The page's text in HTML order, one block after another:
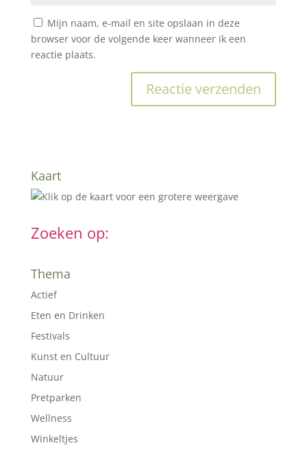
Mijn naam, e-mail en site opslaan in deze
browser voor de volgende keer wanneer ik een
reactie plaats.
Kaart
Zoeken op:
Thema
Actief
Eten en Drinken
Festivals
Kunst en Cultuur
Natuur
Pretparken
Wellness
Winkeltjes